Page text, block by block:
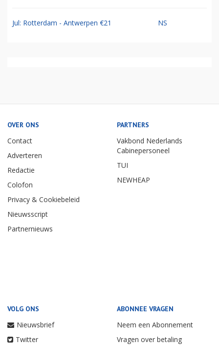
Jul: Rotterdam - Antwerpen €21 NS
OVER ONS
Contact
Adverteren
Redactie
Colofon
Privacy & Cookiebeleid
Nieuwsscript
Partnernieuws
PARTNERS
Vakbond Nederlands
Cabinepersoneel
TUI
NEWHEAP
VOLG ONS
Nieuwsbrief
Twitter
ABONNEE VRAGEN
Neem een Abonnement
Vragen over betaling